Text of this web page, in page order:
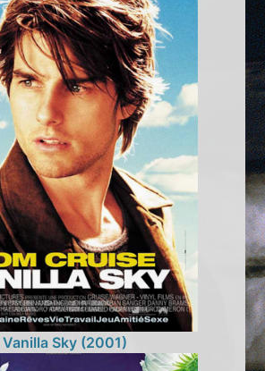
Vanilla Sky (2001)